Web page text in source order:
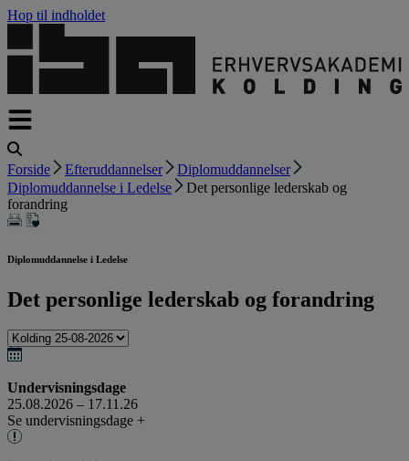
Hop til indholdet
Forside Efteruddannelser
Diplomuddannelser
Diplomuddannelse i Ledelse
Det personlige lederskab og
forandring
Diplomuddannelse i Ledelse
Det personlige lederskab og forandring
Undervisningsdage
25.08.2026 – 17.11.26
Se undervisningsdage +